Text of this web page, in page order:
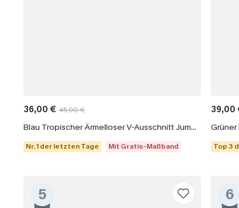
36,00 € 45,00 €
Blau Tropischer Ärmelloser V-Ausschnitt Jumpsuit
Nr. 1 der letzten Tage Mit Gratis-Maßband
39,00
Top 3
5 6